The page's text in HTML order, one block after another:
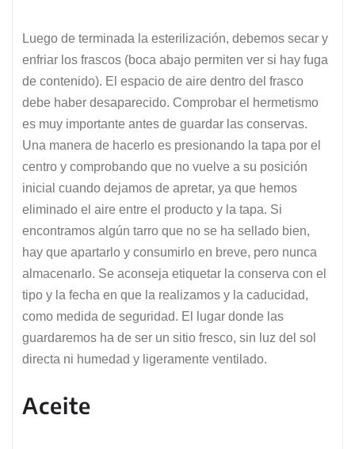
Luego de terminada la esterilización, debemos secar y
enfriar los frascos (boca abajo permiten ver si hay fuga
de contenido). El espacio de aire dentro del frasco
debe haber desaparecido. Comprobar el hermetismo
es muy importante antes de guardar las conservas.
Una manera de hacerlo es presionando la tapa por el
centro y comprobando que no vuelve a su posición
inicial cuando dejamos de apretar, ya que hemos
eliminado el aire entre el producto y la tapa. Si
encontramos algún tarro que no se ha sellado bien,
hay que apartarlo y consumirlo en breve, pero nunca
almacenarlo. Se aconseja etiquetar la conserva con el
tipo y la fecha en que la realizamos y la caducidad,
como medida de seguridad. El lugar donde las
guardaremos ha de ser un sitio fresco, sin luz del sol
directa ni humedad y ligeramente ventilado.
Aceite